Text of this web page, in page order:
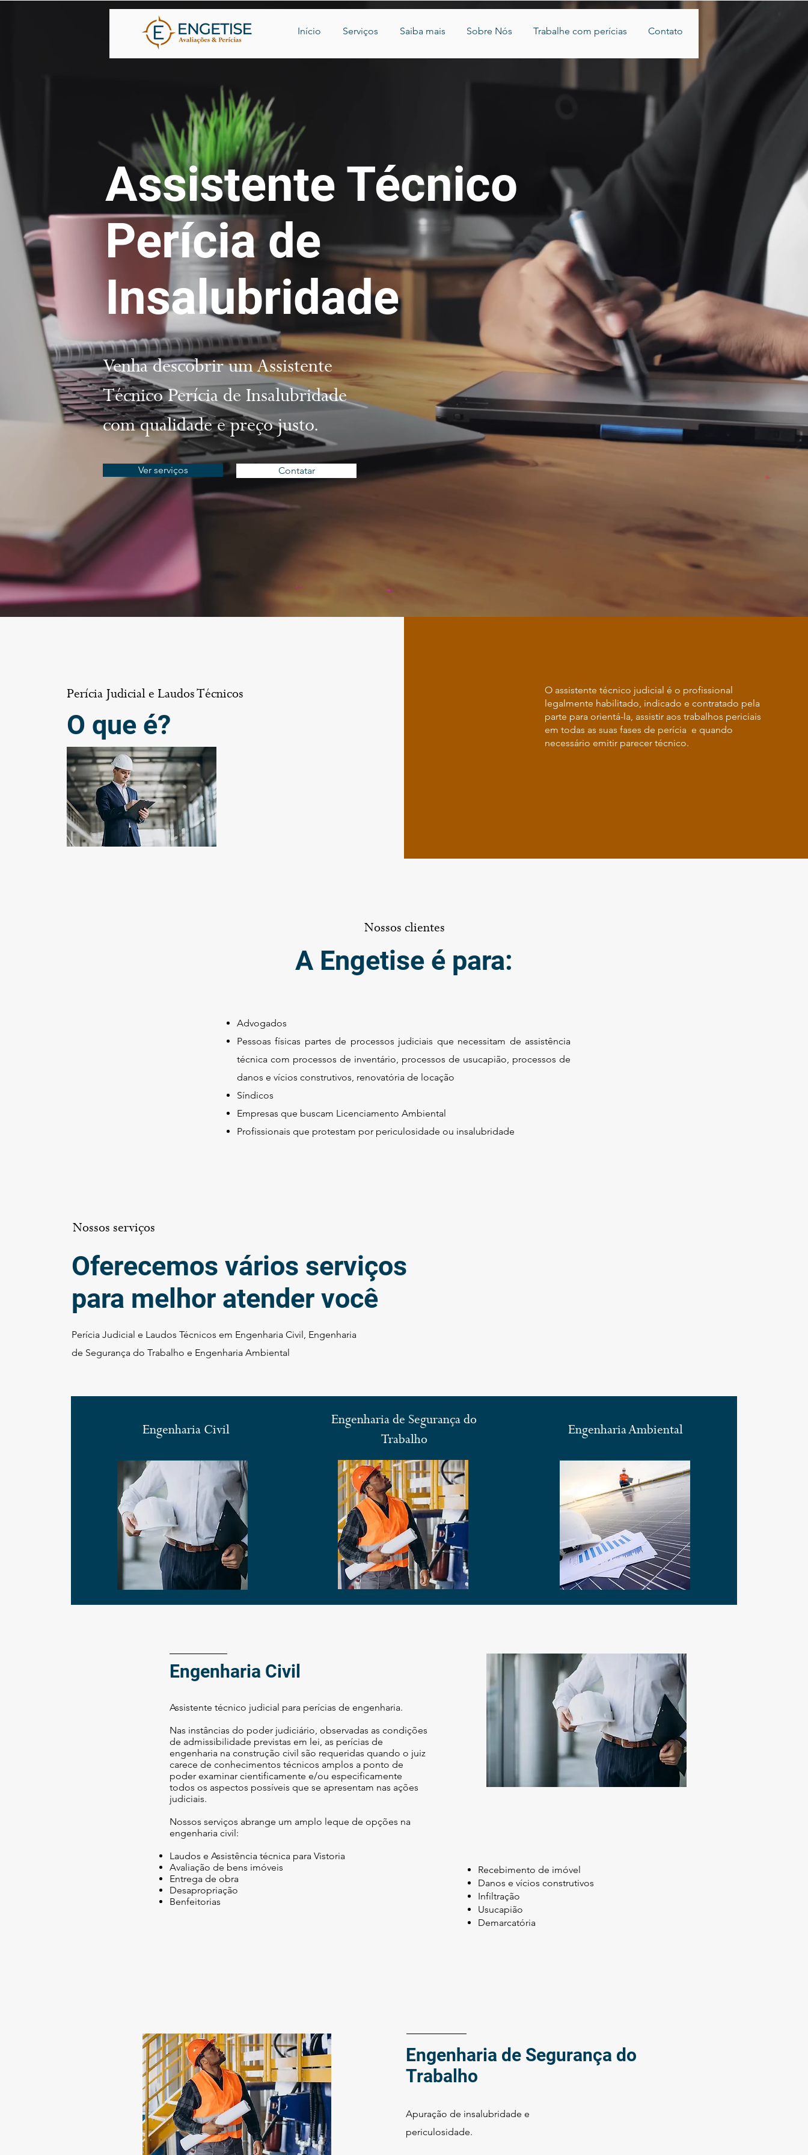
Início Serviços Saiba mais Sobre Nós Trabalhe com perícias Contato
Assistente Técnico
Perícia de
Insalubridade
Venha descobrir um Assistente
Técnico Perícia de Insalubridade
com qualidade e preço justo.
Ver serviços Contatar
Perícia Judicial e Laudos Técnicos
O que é?
O assistente técnico judicial é o profissional
legalmente habilitado, indicado e contratado pela
parte para orientá-la, assistir aos trabalhos periciais
em todas as suas fases de perícia e quando
necessário emitir parecer técnico.
Nossos serviços
Oferecemos vários serviços
para melhor atender você
Perícia Judicial e Laudos Técnicos em Engenharia Civil, Engenharia
de Segurança do Trabalho e Engenharia Ambiental
Nossos clientes
A Engetise é para:
Advogados
Pessoas físicas partes de processos judiciais que necessitam de assistência
técnica com processos de inventário, processos de usucapião, processos de
danos e vícios construtivos, renovatória de locação
Síndicos
Empresas que buscam Licenciamento Ambiental
Profissionais que protestam por periculosidade ou insalubridade
Engenharia Civil
Engenharia de Segurança do
Trabalho
Engenharia Ambiental
Engenharia Civil
Assistente técnico judicial para perícias de engenharia.
​Nas instâncias do poder judiciário, observadas as condições
de admissibilidade previstas em lei, as perícias de
engenharia na construção civil são requeridas quando o juiz
carece de conhecimentos técnicos amplos a ponto de
poder examinar cientificamente e/ou especificamente
todos os aspectos possíveis que se apresentam nas ações
judiciais.
Nossos serviços abrange um amplo leque de opções na
engenharia civil:
Laudos e Assistência técnica para Vistoria
Avaliação de bens imóveis
Entrega de obra
Desapropriação
Benfeitorias
Recebimento de imóvel
Danos e vícios construtivos
Infiltração
Usucapião
Demarcatória
Engenharia de Segurança do
Trabalho
Apuração de insalubridade e
periculosidade.